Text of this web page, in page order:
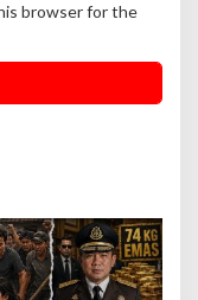
browser for the